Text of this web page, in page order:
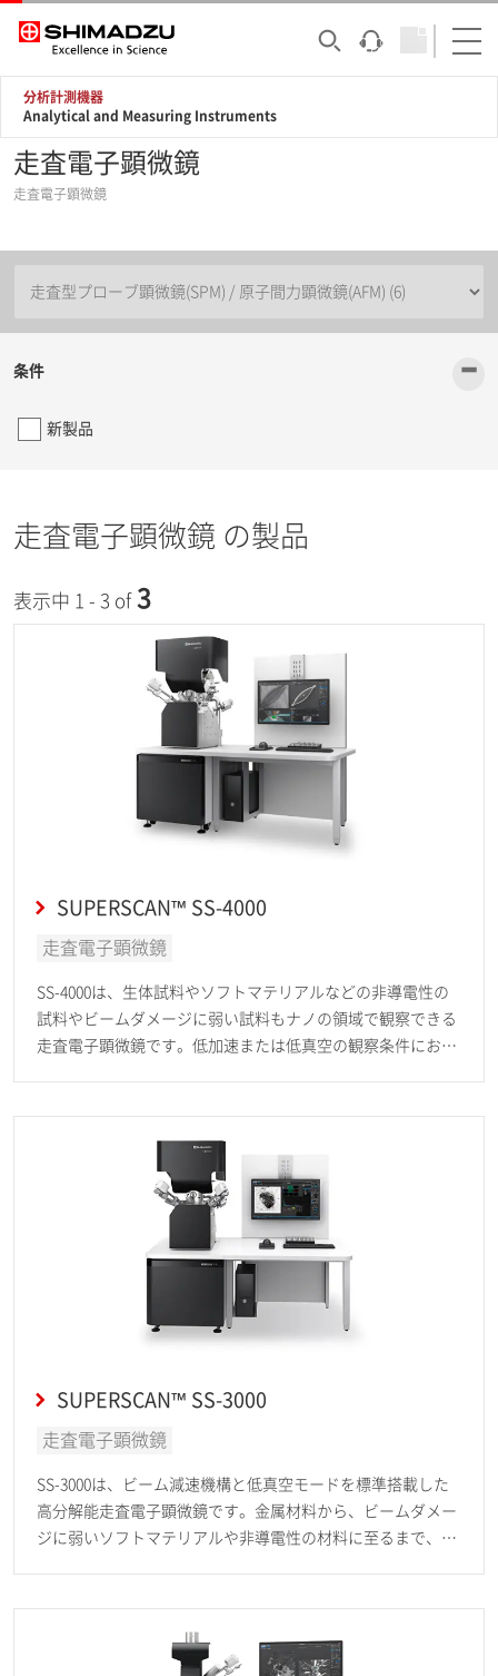
分析計測機器
Analytical and Measuring Instruments
走査電子顕微鏡
走査電子顕微鏡
条件 -
新製品
走査電子顕微鏡 の製品
表示中 1 - 3 of 3
SUPERSCAN™ SS-4000
走査電子顕微鏡
SS-4000は、生体試料やソフトマテリアルなどの非導電性の
試料やビームダメージに弱い試料もナノの領域で観察できる
走査電子顕微鏡です。低加速または低真空の観察条件におい
SUPERSCAN™ SS-3000
走査電子顕微鏡
SS-3000は、ビーム減速機構と低真空モードを標準搭載した
高分解能走査電子顕微鏡です。金属材料から、ビームダメー
ジに弱いソフトマテリアルや非導電性の材料に至るまで、